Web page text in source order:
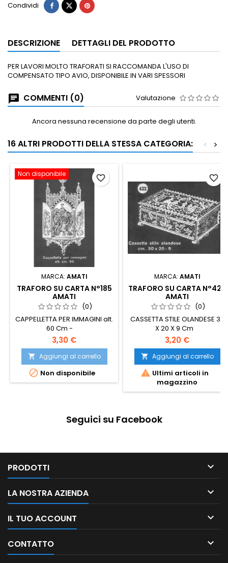
Condividi
DESCRIZIONE DETTAGLI DEL PRODOTTO
PER LAVORI MOLTO TRAFORATI SI RACCOMANDA L'USO DI
COMPENSATO TIPO AVIO, DISPONIBILE IN VARI SPESSORI
COMMENTI (0) Valutazione
Ancora nessuna recensione da parte degli utenti.
16 ALTRI PRODOTTI DELLA STESSA CATEGORIA: >
<
Non disponibile
MARCA: AMATI
TRAFORO SU CARTA N°185
AMATI
(0)
CAPPELLETTA PER IMMAGINI alt.
60 Cm -
3,30 €
 Aggiungi al carrello
 Non disponibile
favorite_border
MARCA: AMATI
TRAFORO SU CARTA N°422
AMATI
(0)
CASSETTA STILE OLANDESE 30
X 20 X 9 Cm
3,20 €
 Aggiungi al carrello
 Ultimi articoli in
magazzino
favorite_border
Seguici su Facebook
PRODOTTI 
LA NOSTRA AZIENDA 
IL TUO ACCOUNT 
CONTATTO 